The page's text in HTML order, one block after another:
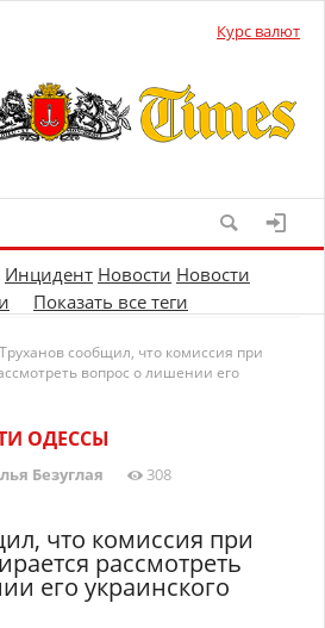
Курс валют
Инцидент Новости Новости
Показать все теги
сообщил, что комиссия при
вопрос о лишении его
ОДЕССЫ
Безуглая
308
что комиссия при
рассмотреть
его украинского